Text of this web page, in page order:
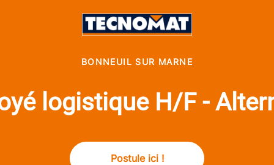
BONNEUIL SUR MARNE
logistique H/F -
Postule ici !